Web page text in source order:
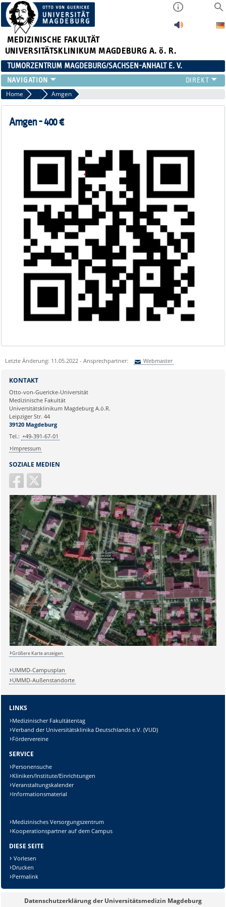
MEDIZINISCHE FAKULTÄT
UNIVERSITÄTSKLINIKUM MAGDEBURG A. ö. R.
TUMORZENTRUM MAGDEBURG/SACHSEN-ANHALT E. V.
ÜBER UNS
TEAM
AKTUELLES
ARBEITSGRUPPEN
Home Industriepartner
Amgen
Amgen - 400 €
Letzte Änderung: 11.05.2022 - Ansprechpartner: Webmaster
Ihre E-Mailadresse:
Ihr Anliegen:
Sicherheitsabfrage:
SOZIALE MEDIEN
KONTAKT
Otto-von-Guericke-Universität
Medizinische Fakultät
Universitätsklinikum Magdeburg A.ö.R.
Leipziger Str. 44
39120 Magdeburg
Tel.: +49-391-67-01
Impressum
Größere Karte anzeigen
UMMD-Campusplan
UMMD-Außenstandorte
LINKS
Medizinischer Fakultätentag
Verband der Universitätsklinika Deutschlands e.V. (VUD)
Fördervereine
SERVICE
Personensuche
Kliniken/Institute/Einrichtungen
Veranstaltungskalender
Informationsmaterial
Medizinisches Versorgungszentrum
Kooperationspartner auf dem Campus
DIESE SEITE
Vorlesen
Drucken
Permalink
Datenschutzerklärung der Universitätsmedizin Magdeburg